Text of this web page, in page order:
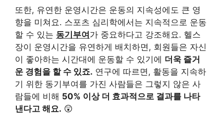
또한, 유연한 운영시간은 운동의 지속성에도 큰 영
향을 미쳐요. 스포츠 심리학에서는 지속적으로 운동
할 수 있는 동기부여 가 중요하다고 강조해요. 헬스
장이 운영시간을 유연하게 배치하면, 회원들은 자신
이 좋아하는 시간대에 운동할 수 있기에 더욱 즐거
운 경험을 할 수 있죠. 연구에 따르면, 활동을 지속하
기 위한 동기부여를 가진 사람들은 그렇지 않은 사
람들에 비해 50% 이상 더 효과적으로 결과를 나타
낸다고 해요. 😲